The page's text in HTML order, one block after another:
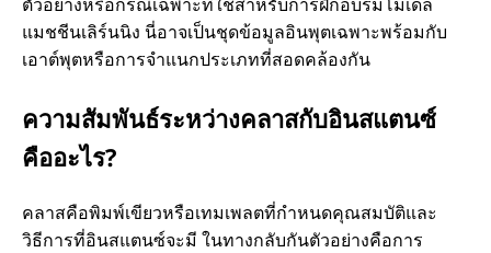
แมชชีนเลิร์นนิง นี่อาจเป็นชุดข้อมูลอินพุตเฉพาะพร้อมกับ
เอาต์พุตหรือการจําแนกประเภทที่สอดคล้องกัน
ความสัมพันธ์ระหว่างคลาสกับอินสแตนซ์
คืออะไร?
คลาสคือพิมพ์เขียวหรือเทมเพลตที่กําหนดคุณสมบัติและ
วิธีการที่อินสแตนซ์จะมี ในทางกลับกันตัวอย่างคือการ